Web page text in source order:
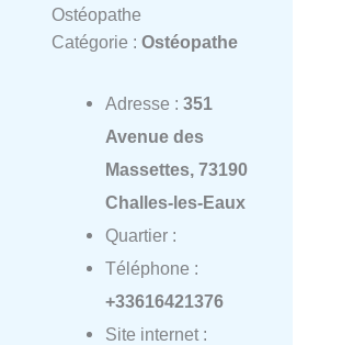
Ostéopathe
Catégorie : Ostéopathe
Adresse : 351
Avenue des
Massettes, 73190
Challes-les-Eaux
Quartier :
Téléphone :
+33616421376
Site internet :